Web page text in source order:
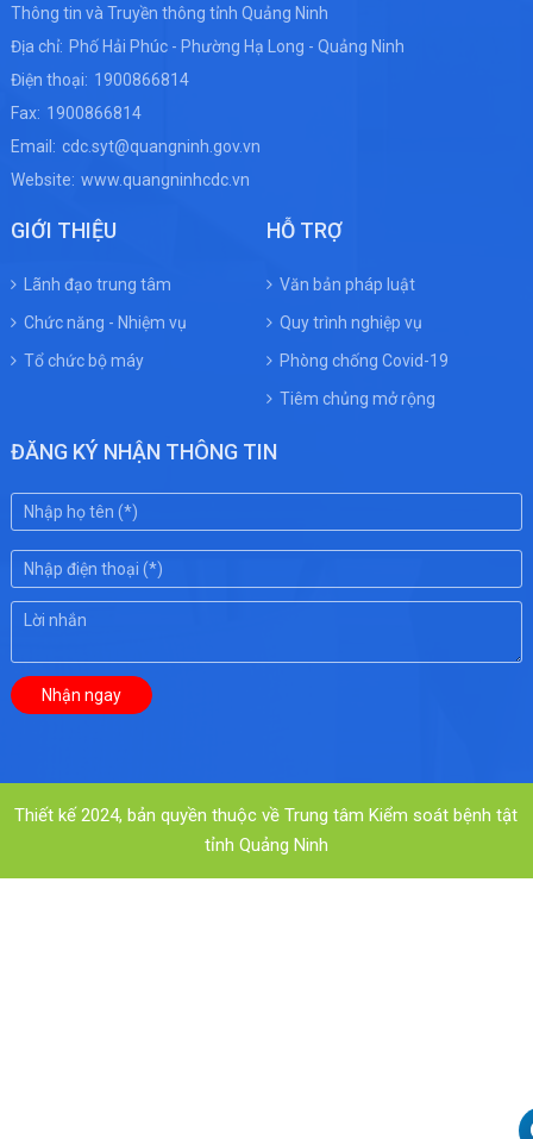
Thông tin và Truyền thông tỉnh Quảng Ninh
Địa chỉ: Phố Hải Phúc - Phường Hạ Long - Quảng Ninh
Điện thoại: 1900866814
Fax: 1900866814
Email: cdc.syt@quangninh.gov.vn
Website: www.quangninhcdc.vn
GIỚI THIỆU
Lãnh đạo trung tâm
Chức năng - Nhiệm vụ
Tổ chức bộ máy
HỖ TRỢ
Văn bản pháp luật
Quy trình nghiệp vụ
Phòng chống Covid-19
Tiêm chủng mở rộng
ĐĂNG KÝ NHẬN THÔNG TIN
Thiết kế 2024, bản quyền thuộc về Trung tâm Kiểm soát bệnh tật
tỉnh Quảng Ninh